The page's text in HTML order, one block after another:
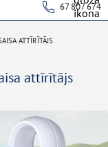
67 807 674
ATTĪRĪTĀJS
attīrītājs